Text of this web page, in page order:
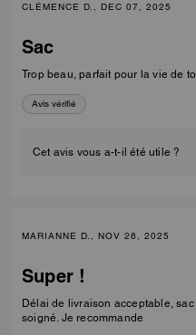
CLÉMENCE D., DEC 07, 2025
Sac
Trop beau, parfait pour la vie de
Avis vérifié
Cet avis vous a-t-il été utile ?
MARIANNE D., NOV 26, 2025
Super !
Délai de livraison acceptable,
soigné. Je recommande